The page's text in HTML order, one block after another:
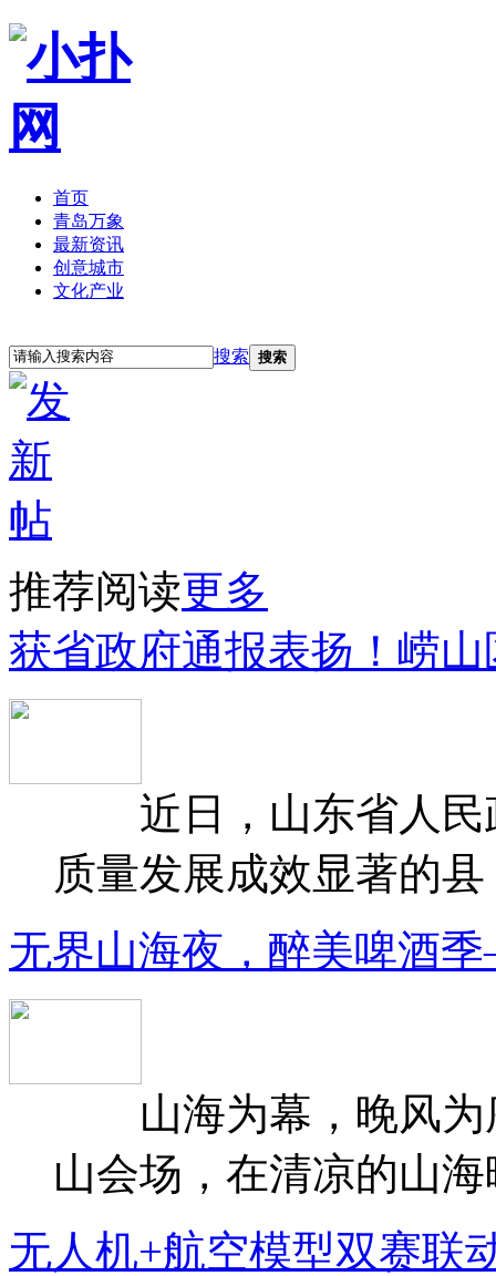
首页
青岛万象
最新资讯
创意城市
文化产业
搜索 搜索
推荐阅读更多
获省政府通报表扬！崂
近日，山东省人民
质量发展成效显著的
无界山海夜，醉美啤酒
山海为幕，晚风为
山会场，在清凉的山
无人机+航空模型双赛联